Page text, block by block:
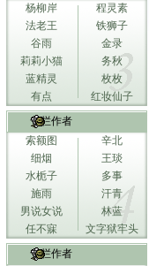
杨柳岸
程灵素
法老王
铁狮子
谷雨
金录
莉莉小猫
务秋
蓝精灵
枚枚
有点
红妆仙子
专栏作者
索额图
辛北
细烟
王琰
水栀子
多事
施雨
汗青
男说女说
林蓝
任不寐
文字狱牢头
专栏作者